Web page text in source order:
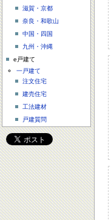
滋賀・京都
奈良・和歌山
中国・四国
九州・沖縄
e戸建て
一戸建て
注文住宅
建売住宅
工法建材
戸建質問